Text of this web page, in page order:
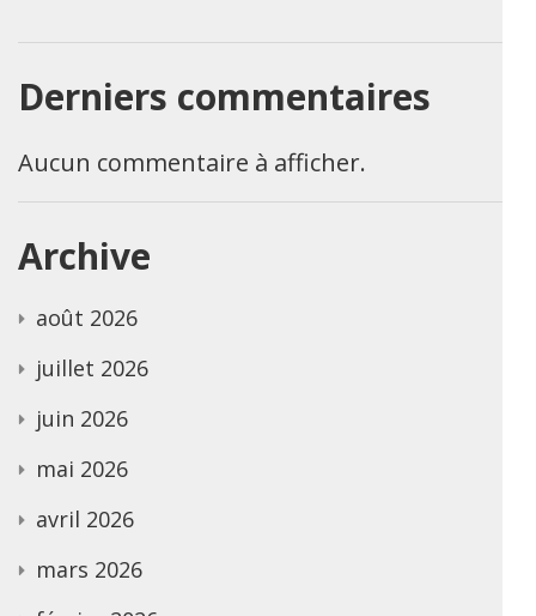
Derniers commentaires
Aucun commentaire à afficher.
Archive
août 2026
juillet 2026
juin 2026
mai 2026
avril 2026
mars 2026